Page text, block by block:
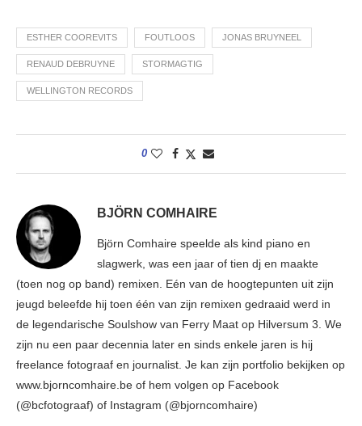
ESTHER COOREVITS FOUTLOOS JONAS BRUYNEEL
RENAUD DEBRUYNE STORMAGTIG
WELLINGTON RECORDS
0
BJÖRN COMHAIRE
Björn Comhaire speelde als kind piano en
slagwerk, was een jaar of tien dj en maakte
(toen nog op band) remixen. Eén van de hoogtepunten uit zijn
jeugd beleefde hij toen één van zijn remixen gedraaid werd in
de legendarische Soulshow van Ferry Maat op Hilversum 3. We
zijn nu een paar decennia later en sinds enkele jaren is hij
freelance fotograaf en journalist. Je kan zijn portfolio bekijken op
www.bjorncomhaire.be of hem volgen op Facebook
(@bcfotograaf) of Instagram (@bjorncomhaire)